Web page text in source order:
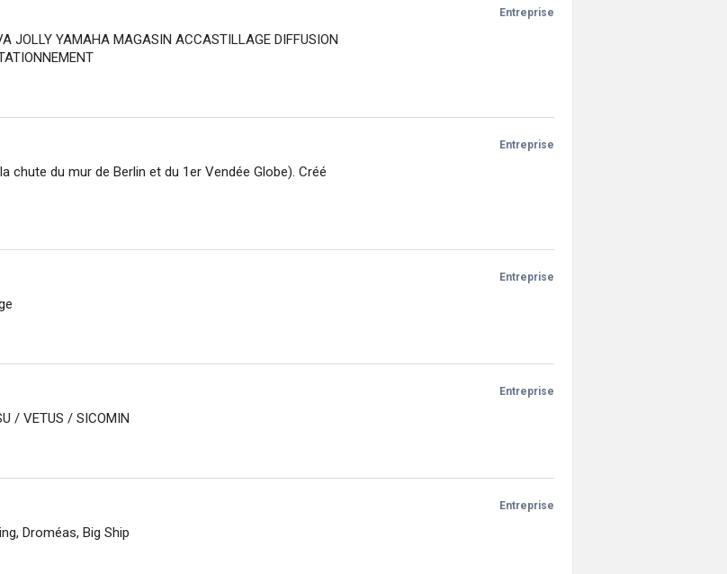
Entreprise
JOLLY YAMAHA MAGASIN ACCASTILLAGE DIFFUSION
Entreprise
chute du mur de Berlin et du 1er Vendée Globe). Créé
Entreprise
Entreprise
/ VETUS / SICOMIN
Entreprise
Droméas, Big Ship